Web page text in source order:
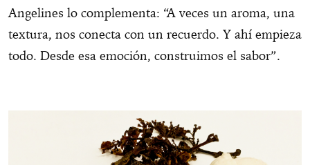
Angelines lo complementa: “A veces un aroma, una
textura, nos conecta con un recuerdo. Y ahí empieza
todo. Desde esa emoción, construimos el sabor”.